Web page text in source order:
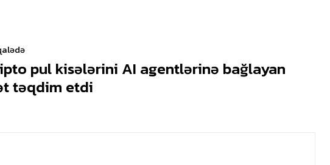
pul kisələrini AI agentlərinə bağlayan
təqdim etdi